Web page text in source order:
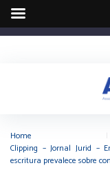
Home
Clipping – Jornal Jurid –
escritura prevalece sobre